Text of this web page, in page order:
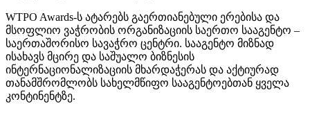
WTPO Awards-ს ატარებს გაერთიანებული ერებისა და
მსოფლიო ვაჭრობის ორგანიზაციის საერთო სააგენტო –
საერთაშორისო სავაჭრო ცენტრი. სააგენტო მიზნად
ისახავს მცირე და საშუალო ბიზნესის
ინტერნაციონალიზაციის მხარდაჭერას და აქტიურად
თანამშრომლობს სახელმწიფო სააგენტოებთან ყველა
კონტინენტზე.